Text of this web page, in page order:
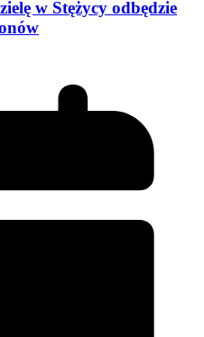
w Stężycy odbędzie